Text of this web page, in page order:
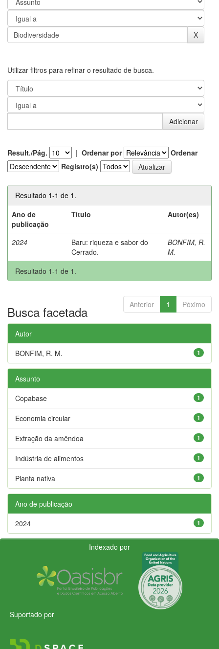
Utilizar filtros para refinar o resultado de busca.
Result./Pág. | Ordenar por
Ordenar
Registro(s)
Resultado 1-1 de 1.
Ano de
publicação
Título Autor(es)
2024
Baru: riqueza e sabor do
Cerrado.
BONFIM, R.
M.
Resultado 1-1 de 1.
Anterior 1 Póximo
Busca facetada
Autor
1
BONFIM, R. M.
Assunto
1
Copabase
1
Economia circular
1
Extração da amêndoa
1
Indústria de alimentos
1
Planta nativa
Ano de publicação
1
2024
Indexado por
Suportado por